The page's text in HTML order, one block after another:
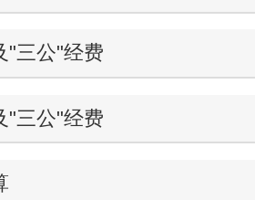
"三公"经费
"三公"经费